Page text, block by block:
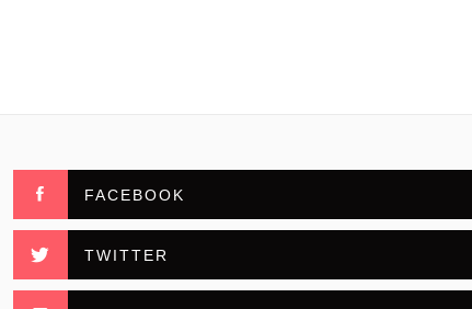
FACEBOOK
TWITTER